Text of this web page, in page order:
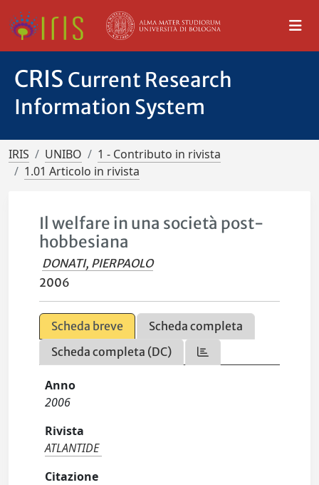
CRIS Current Research
Information System
IRIS UNIBO
1 - Contributo in rivista
1.01 Articolo in rivista
Il welfare in una società post-
hobbesiana
DONATI, PIERPAOLO
2006
Scheda breve
Scheda completa
Scheda completa (DC)
Anno
2006
Rivista
ATLANTIDE
Citazione